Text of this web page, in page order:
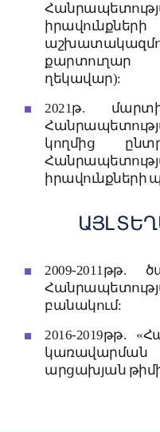
ղեկավար):
2021թ.
կողմից
ԱՅԼ
2009-
բանակում:
2016-2019թթ.
կառավարման
արցախյան